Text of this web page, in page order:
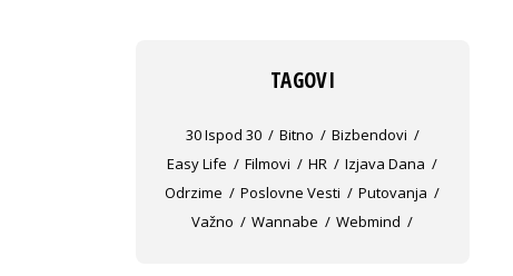
TAGOVI
30 Ispod 30 Bitno
Bizbendovi
Easy Life
Filmovi HR
Izjava Dana
Odrzime
Poslovne Vesti
Putovanja
Važno
Wannabe Webmind